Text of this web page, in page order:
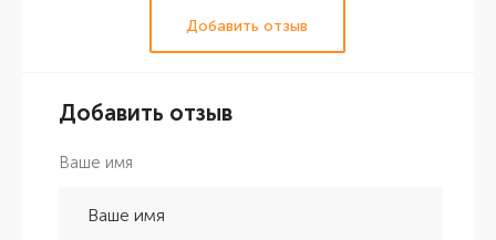
Добавить отзыв
Добавить отзыв
Ваше имя